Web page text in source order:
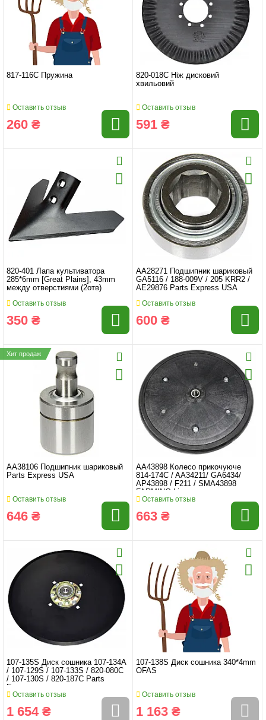
817-116C Пружина
Оставить отзыв
260 ₴
820-018C Ніж дисковий
хвильовий
Оставить отзыв
591 ₴
820-401 Лапа культиватора
285*6mm [Great Plains], 43mm
между отверстиями (2отв)
Оставить отзыв
350 ₴
AA28271 Подшипник шариковый
GA5116 / 188-009V / 205 KRR2 /
AE29876 Parts Express USA
Оставить отзыв
600 ₴
Хит продаж
AA38106 Подшипник шариковый
Parts Express USA
Оставить отзыв
646 ₴
AA43898 Колесо прикочуюче
814-174C / AA34211/ GA6434/
AP43898 / F211 / SMA43898
FARMING Line
Оставить отзыв
663 ₴
107-135S Диск сошника 107-134A
/ 107-129S / 107-133S / 820-080C
/ 107-130S / 820-187C Parts
Express
Оставить отзыв
1 654 ₴
107-138S Диск сошника 340*4mm
OFAS
Оставить отзыв
1 163 ₴